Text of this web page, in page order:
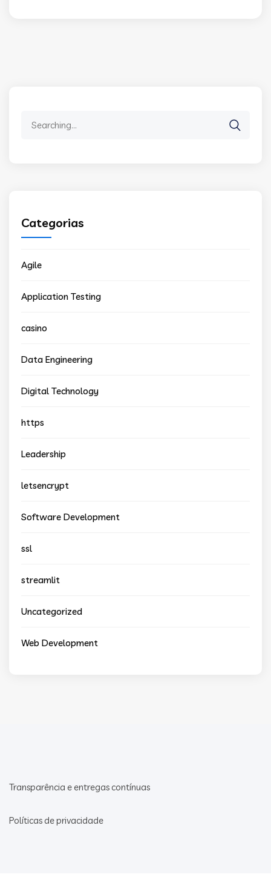
Categorias
Agile
Application Testing
casino
Data Engineering
Digital Technology
https
Leadership
letsencrypt
Software Development
ssl
streamlit
Uncategorized
Web Development
Transparência e entregas contínuas
Políticas de privacidade